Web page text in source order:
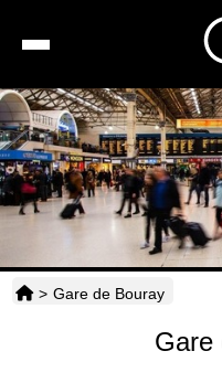
> Gare de Bouray
Gare